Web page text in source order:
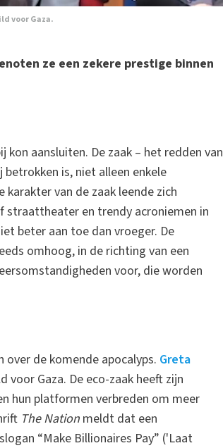
voor Gaza.
ze een zekere prestige binnen
aansluiten. De zaak – het redden van
is, niet alleen enkele
van de zaak leende zich
straattheater en trendy acroniemen in
beter aan toe dan vroeger. De
omhoog, in de richting van een
voor, die worden
de komende apocalyps. Greta
voor Gaza. De eco-zaak heeft zijn
hun platformen verbreden om meer
The Nation meldt dat een
“Make Billionaires Pay” ('Laat